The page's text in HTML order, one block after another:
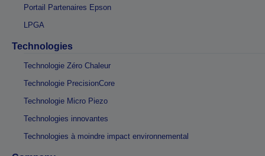
Portail Partenaires Epson
LPGA
Technologies
Technologie Zéro Chaleur
Technologie PrecisionCore
Technologie Micro Piezo
Technologies innovantes
Technologies à moindre impact environnemental